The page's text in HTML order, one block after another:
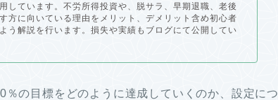
しています。不労所得投資や、脱サラ、早期退職、老後
方に向いている理由をメリット、デメリット含め初心者
う解説を行います。損失や実績もブログにて公開してい
の目標をどのように達成していくのか、設定につ